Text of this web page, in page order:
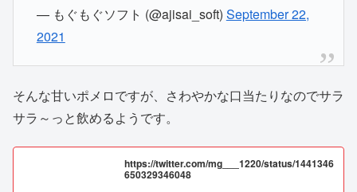
— もぐもぐソフト (@ajisai_soft) September 22,
2021
そんな甘いポメロですが、さわやかな口当たりなのでサラ
サラ～っと飲めるようです。
https://twitter.com/mg___1220/status/1441346
650329346048